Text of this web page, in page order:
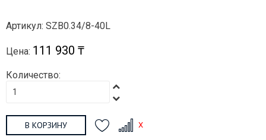
Артикул: SZB0.34/8-40L
Цена: 111 930 ₸
Количество:
В КОРЗИНУ